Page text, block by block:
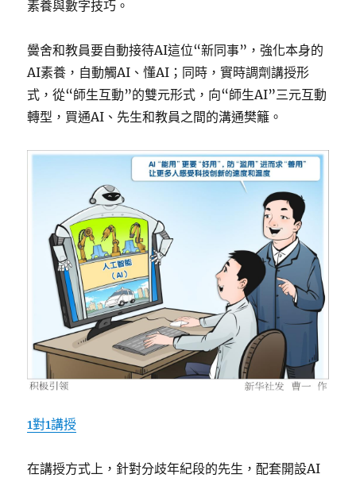
素養與數字技巧。
黌舍和教員要自動接待AI這位“新同事”，強化本身的
AI素養，自動觸AI、懂AI；同時，實時調劑講授形
式，從“師生互動”的雙元形式，向“師生AI”三元互動
轉型，買通AI、先生和教員之間的溝通樊籬。
1對1講授
在講授方式上，針對分歧年紀段的先生，配套開設AI